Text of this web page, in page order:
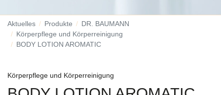
Aktuelles Produkte
DR. BAUMANN
Körperpflege und Körperreinigung
BODY LOTION AROMATIC
Körperpflege und Körperreinigung